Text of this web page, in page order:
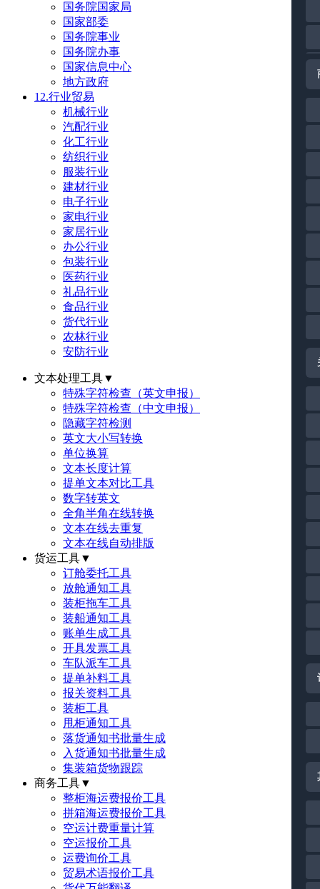
国务院国家局
国家部委
国务院事业
国务院办事
国家信息中心
地方政府
12.行业贸易
机械行业
汽配行业
化工行业
纺织行业
服装行业
建材行业
电子行业
家电行业
家居行业
办公行业
包装行业
医药行业
礼品行业
食品行业
货代行业
农林行业
安防行业
文本处理工具▼
特殊字符检查（英文申报）
特殊字符检查（中文申报）
隐藏字符检测
英文大小写转换
单位换算
文本长度计算
提单文本对比工具
数字转英文
全角半角在线转换
文本在线去重复
文本在线自动排版
货运工具▼
订舱委托工具
放舱通知工具
装柜拖车工具
装船通知工具
账单生成工具
开具发票工具
车队派车工具
提单补料工具
报关资料工具
装柜工具
甩柜通知工具
落货通知书批量生成
入货通知书批量生成
集装箱货物跟踪
商务工具▼
整柜海运费报价工具
拼箱海运费报价工具
空运计费重量计算
空运报价工具
运费询价工具
贸易术语报价工具